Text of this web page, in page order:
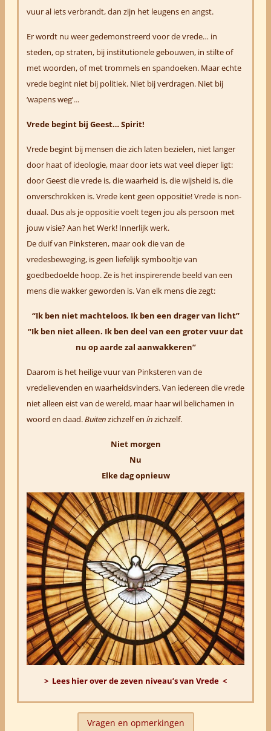
vuur al iets verbrandt, dan zijn het leugens en angst.
Er wordt nu weer gedemonstreerd voor de vrede… in
steden, op straten, bij institutionele gebouwen, in stilte of
met woorden, of met trommels en spandoeken. Maar echte
vrede begint niet bij politiek. Niet bij verdragen. Niet bij
‘wapens weg’…
Vrede begint bij Geest… Spirit!
Vrede begint bij mensen die zich laten bezielen, niet langer
door haat of ideologie, maar door iets wat veel dieper ligt:
door Geest die vrede is, die waarheid is, die wijsheid is, die
onverschrokken is. Vrede kent geen oppositie! Vrede is non-
duaal. Dus als je oppositie voelt tegen jou als persoon met
jouw visie? Aan het Werk! Innerlijk werk.
De duif van Pinksteren, maar ook die van de
vredesbeweging, is geen liefelijk symbooltje van
goedbedoelde hoop.Ze is het inspirerende beeld van een
mens die wakker geworden is. Van elk mens die zegt:
“Ik ben niet machteloos. Ik ben een drager van licht”
“Ik ben niet alleen. Ik ben deel van een groter vuur dat
nu op aarde zal aanwakkeren”
Daarom is het heilige vuur van Pinksteren van de
vredelievenden en waarheidsvinders. Van iedereen die vrede
niet alleen eist van de wereld, maar haar wil belichamen in
woord en daad.Buitenzichzelf en ínzichzelf.
Niet morgen
Nu
Elke dag opnieuw
> Lees hier over de zeven niveau’s van Vrede <
Vragen en opmerkingen